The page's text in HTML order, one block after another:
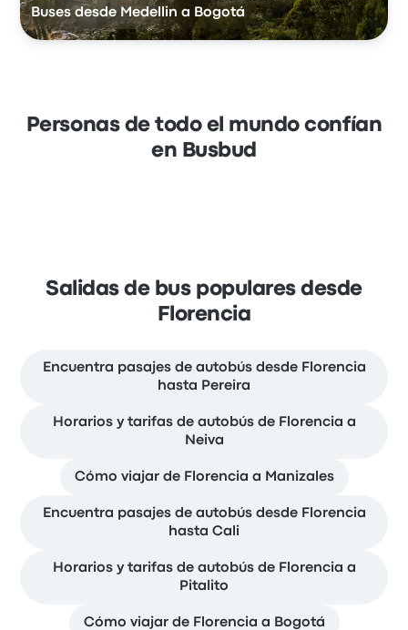
Buses desde Medellin a Bogotá
Personas de todo el mundo confían
en Busbud
Salidas de bus populares desde
Florencia
Encuentra pasajes de autobús desde Florencia
hasta Pereira
Horarios y tarifas de autobús de Florencia a
Neiva
Cómo viajar de Florencia a Manizales
Encuentra pasajes de autobús desde Florencia
hasta Cali
Horarios y tarifas de autobús de Florencia a
Pitalito
Cómo viajar de Florencia a Bogotá